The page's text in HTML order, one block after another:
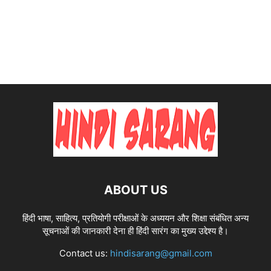
ABOUT US
हिंदी भाषा, साहित्य, प्रतियोगी परीक्षाओं के अध्ययन और शिक्षा संबंधित अन्य
सूचनाओं की जानकारी देना ही हिंदी सारंग का मुख्य उद्देश्य है।
Contact us: hindisarang@gmail.com